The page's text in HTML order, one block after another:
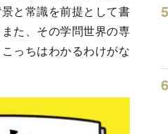
と常識を前提として書
た、その学問世界の専
っちはわかるわけがな